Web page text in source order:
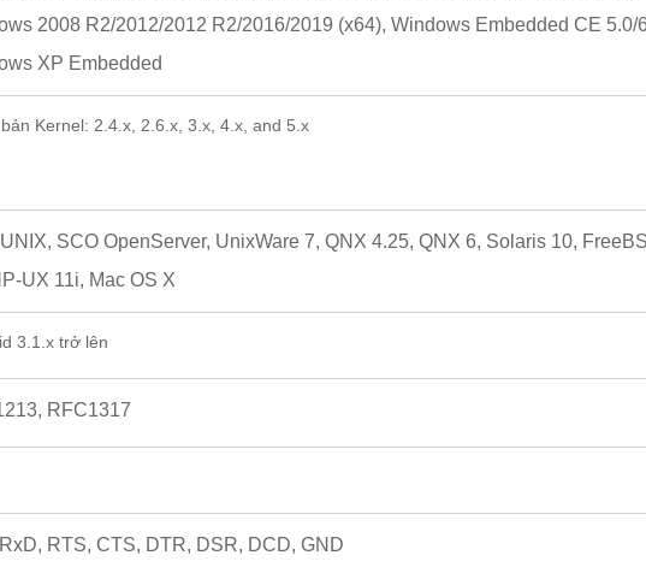
2008 R2/2012/2012 R2/2016/2019 (x64), Windows Embedded CE 5.0/
XP Embedded
Kernel: 2.4.x, 2.6.x, 3.x, 4.x, and 5.x
SCO OpenServer, UnixWare 7, QNX 4.25, QNX 6, Solaris 10,
UX 11i, Mac OS X
3.1.x trở lên
RFC1317
RTS, CTS, DTR, DSR, DCD, GND